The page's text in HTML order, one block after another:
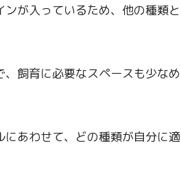
が入っているため、他の種類と
飼育に必要なスペースも少なめ
あわせて、どの種類が自分に適